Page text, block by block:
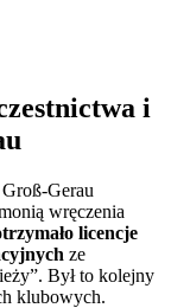
i
Gerau
wręczenia
licencje
ze
Był to kolejny
klubowych.